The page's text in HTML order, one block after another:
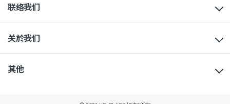
联络我们
关於我们
其他